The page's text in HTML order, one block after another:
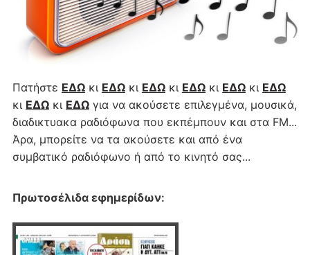
Πατήστε ΕΔΩκι ΕΔΩκι ΕΔΩκι ΕΔΩκι ΕΔΩκι ΕΔΩ
κι ΕΔΩκι ΕΔΩγια να ακούσετε επιλεγμένα, μουσικά,
διαδικτυακα ραδιόφωνα που εκπέμπουν και στα FM...
Άρα, μπορείτε να τα ακούσετε και από ένα
συμβατικό ραδιόφωνο ή από το κινητό σας...
Πρωτοσέλιδα εφημερίδων: